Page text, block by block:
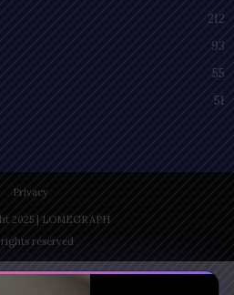
212
93
55
51
Privacy
2025 | LOMEGRAPH
reserved